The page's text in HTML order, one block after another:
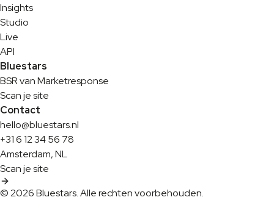
Insights
Studio
Live
API
Bluestars
BSR van Marketresponse
Scan je site
Contact
hello@bluestars.nl
+31 6 12 34 56 78
Amsterdam, NL
Scan je site
© 2026 Bluestars. Alle rechten voorbehouden.